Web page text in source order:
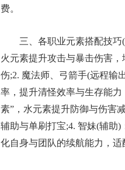
费。
三、各职业元素搭配技巧
火元素提升攻击与暴击伤害
伤;2. 魔法师、弓箭手(远程输
率，提升清怪效率与生存能
素”，水元素提升防御与伤害
辅助与单刷打宝;4. 智妹(辅助
化自身与团队的续航能力，适